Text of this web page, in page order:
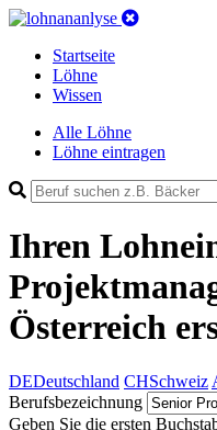
Startseite
Löhne
Wissen
Alle Löhne
Löhne eintragen
Ihren
Österreich
DEDeutschland CHSchweiz
Berufsbezeichnung
Geben Sie die ersten